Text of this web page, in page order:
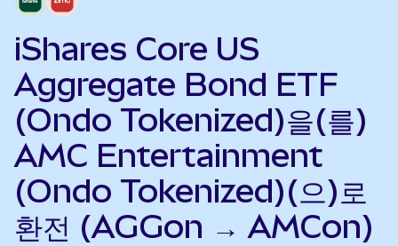
iShares Core US
Aggregate Bond ETF
(Ondo Tokenized)을(를)
AMC Entertainment
(Ondo Tokenized)(으)로
환전 (AGGon → AMCon)